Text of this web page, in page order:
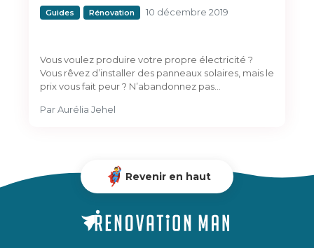
Guides Rénovation 10 décembre 2019
Vous voulez produire votre propre électricité ?
Vous rêvez d’installer des panneaux solaires, mais le
prix vous fait peur ? N’abandonnez pas…
Par Aurélia Jehel
Revenir en haut